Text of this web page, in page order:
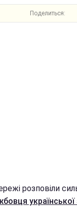
Поделиться:
розповіли
української